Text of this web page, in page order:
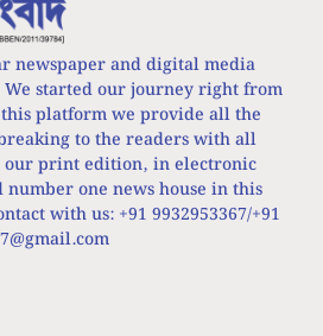
newspaper and digital media
We started our journey right from
platform we provide all the
to the readers with all
print edition, in electronic
one news house in this
with us: +91 9932953367/+91